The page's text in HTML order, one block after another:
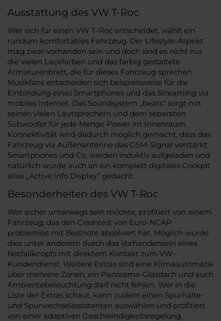
Ausstattung des VW T-Roc
Wer sich für einen VW T-Roc entscheidet, wählt ein
rundum komfortables Fahrzeug. Der Lifestyle-Aspekt
mag zwar vorhanden sein und doch sind es nicht nur
die vielen Lackfarben und das farbig gestaltete
Armaturenbrett, die für dieses Fahrzeug sprechen.
Musikfans entscheiden sich beispielsweise für die
Einbindung eines Smartphones und das Streaming via
mobiles Internet. Das Soundsystem „beats“ sorgt mit
seinen vielen Lautsprechern und dem separaten
Subwoofer für jede Menge Power im Innenraum.
Konnektivität wird dadurch möglich gemacht, dass das
Fahrzeug via Außenantenne das GSM-Signal verstärkt.
Smartphones und Co. werden induktiv aufgeladen und
natürlich wurde auch an ein komplett digitales Cockpit
alias „Active Info Display“ gedacht.
Besonderheiten des VW T-Roc
Wer sicher unterwegs sein möchte, profitiert von einem
Fahrzeug, das den Crashtest von Euro-NCAP
problemlos mit Bestnote absolviert hat. Möglich wurde
dies unter anderem durch das Vorhandensein eines
Notfallknopfs mit direktem Kontakt zum VW-
Kundendienst. Weitere Extras sind eine Klimaautomatik
über mehrere Zonen, ein Panorama-Glasdach und auch
Ambientebeleuchtung darf nicht fehlen. Wer in die
Liste der Extras schaut, kann zudem einen Spurhalte-
und Spurwechselassistenten auswählen und profitiert
von einer adaptiven Geschwindigkeitsregelung.